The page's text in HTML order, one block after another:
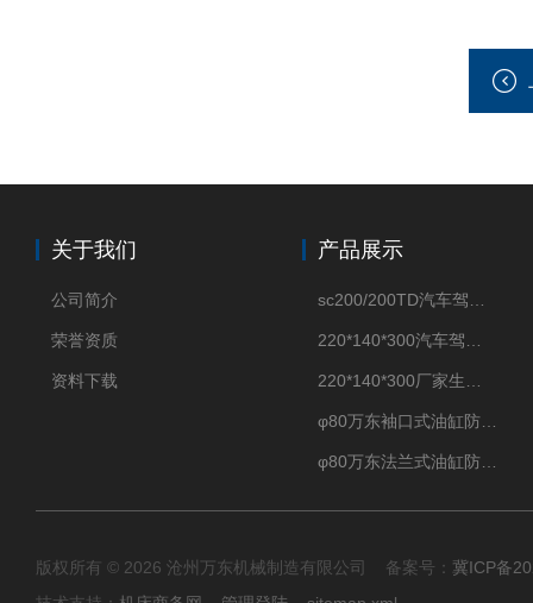
关于我们
公司简介
荣誉资质
资料下载
产品展示
版权所有 © 2026 沧州万东机械制造有限公司 备案号： 冀ICP备